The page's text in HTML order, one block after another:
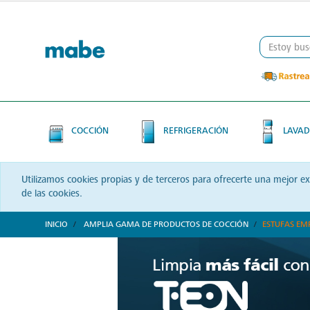
COCCIÓN REFRIGERACIÓN
Utilizamos cookies propias y de terceros para ofrecerte una mejor
de las cookies.
INICIO AMPLIA GAMA DE PRODUCTOS DE COCCIÓN ESTUFAS